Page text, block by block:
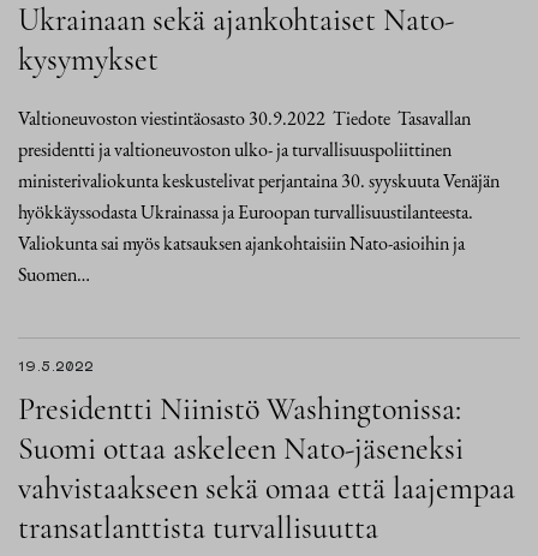
Ukrainaan sekä ajankohtaiset Nato-
kysymykset
Valtioneuvoston viestintäosasto 30.9.2022 Tiedote Tasavallan
presidentti ja valtioneuvoston ulko- ja turvallisuuspoliittinen
ministerivaliokunta keskustelivat perjantaina 30. syyskuuta Venäjän
hyökkäyssodasta Ukrainassa ja Euroopan turvallisuustilanteesta.
Valiokunta sai myös katsauksen ajankohtaisiin Nato-asioihin ja
Suomen…
19.5.2022
Presidentti Niinistö Washingtonissa:
Suomi ottaa askeleen Nato-jäseneksi
vahvistaakseen sekä omaa että laajempaa
transatlanttista turvallisuutta